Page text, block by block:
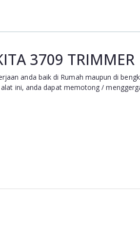
3709 TRIMMER
anda baik di Rumah maupun di
ini, anda dapat memotong /